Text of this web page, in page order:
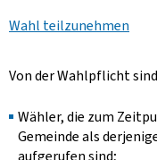
Wahl teilzunehmen
Von der Wahlpflicht
Wähler, die zum
Gemeinde als